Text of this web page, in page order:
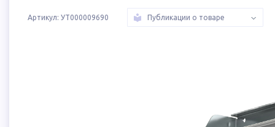
Артикул: УТ000009690 Публикации о товаре